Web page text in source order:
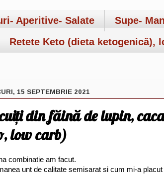
Aperitive- Salate Supe-
Retete Keto (dieta ketogenică),
15 SEPTEMBRIE 2021
din făină de lupin,
low carb)
combinatie am facut.
unt de calitate semisarat si cum mi-a placut